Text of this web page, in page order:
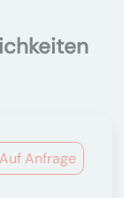
Auf Anfrage